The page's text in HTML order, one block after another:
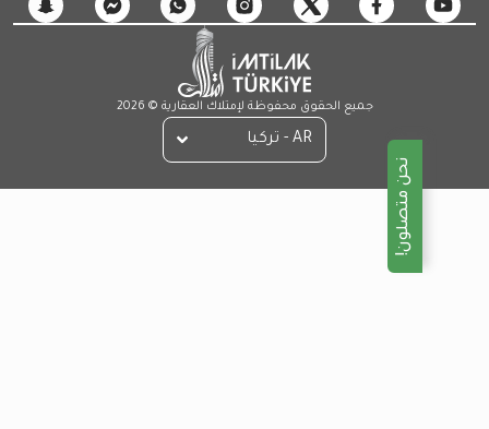
جميع الحقوق محفوظة لإمتلاك العقارية © 2026
AR - تركيا
نحن متصلون!